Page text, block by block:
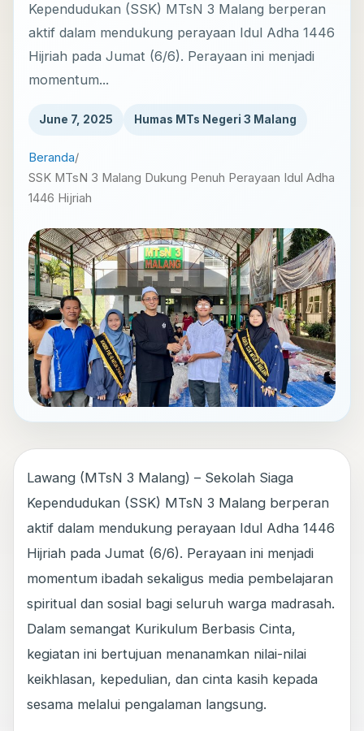
Kependudukan (SSK) MTsN 3 Malang berperan
aktif dalam mendukung perayaan Idul Adha 1446
Hijriah pada Jumat (6/6). Perayaan ini menjadi
momentum...
June 7, 2025 Humas MTs Negeri 3 Malang
Beranda/
SSK MTsN 3 Malang Dukung Penuh Perayaan Idul Adha
1446 Hijriah
Lawang (MTsN 3 Malang) – Sekolah Siaga
Kependudukan (SSK) MTsN 3 Malang berperan
aktif dalam mendukung perayaan Idul Adha 1446
Hijriah pada Jumat (6/6). Perayaan ini menjadi
momentum ibadah sekaligus media pembelajaran
spiritual dan sosial bagi seluruh warga madrasah.
Dalam semangat Kurikulum Berbasis Cinta,
kegiatan ini bertujuan menanamkan nilai-nilai
keikhlasan, kepedulian, dan cinta kasih kepada
sesama melalui pengalaman langsung.